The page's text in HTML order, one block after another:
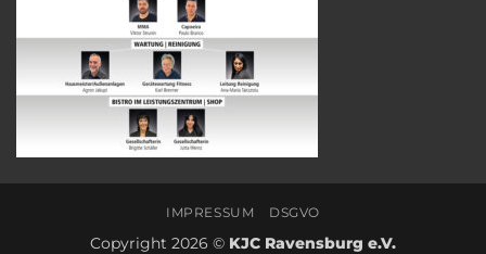
IMPRESSUM DSGVO
Copyright 2026 © KJC Ravensburg e.V.